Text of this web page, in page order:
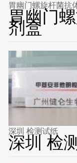
胃幽门螺旋杆菌抗
胃幽门
剂盒
深圳 检测试纸
深圳 检